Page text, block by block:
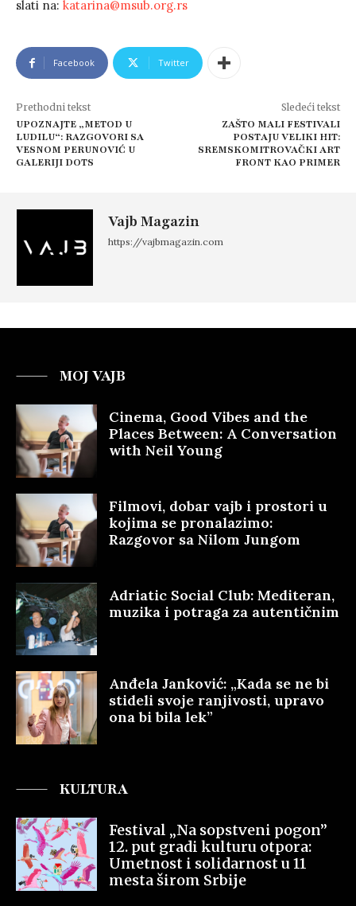
slati na: katarina@msub.org.rs
Facebook Twitter
Prethodni tekst
UPOZNAJTE „METOD U
LUDILU“: RAZGOVORI SA
VESNOM PERUNOVIĆ U
GALERIJI DOTS
Sledeći tekst
ZAŠTO MALI FESTIVALI
POSTAJU VELIKI HIT:
SREMSKOMITROVAČKI ART
FRONT KAO PRIMER
Vajb Magazin
https://vajbmagazin.com
MOJ VAJB
Cinema, Good Vibes and the
Places Between: A Conversation
with Neil Young
Filmovi, dobar vajb i prostori u
kojima se pronalazimo:
Razgovor sa Nilom Jungom
Adriatic Social Club: Mediteran,
muzika i potraga za autentičnim
Anđela Janković: „Kada se ne bi
stideli svoje ranjivosti, upravo
ona bi bila lek”
KULTURA
Festival „Na sopstveni pogon”
12. put gradi kulturu otpora:
Umetnost i solidarnost u 11
mesta širom Srbije